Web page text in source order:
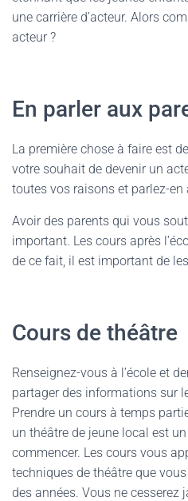
une carrière d’acteur. Alors
acteur ?
En parler aux
La première chose à faire est
votre souhait de devenir un
toutes vos raisons et parlez-en
Avoir des parents qui vous
important. Les cours après
de ce fait, il est important de
Cours de théâtre
Renseignez-vous à l’école et
partager des informations sur
Prendre un cours à temps
un théâtre de jeune local est
commencer. Les cours vous
techniques de théâtre que
des années. Vous ne cesserez